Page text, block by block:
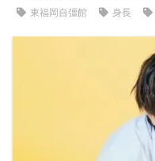
東福岡自彊館
身長